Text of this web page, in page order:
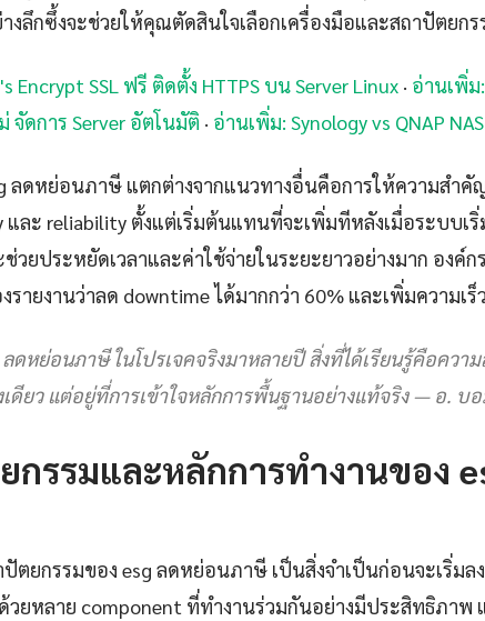
งลึกซึ้งจะช่วยให้คุณตัดสินใจเลือกเครื่องมือและสถาปัตยกร
Encrypt SSL ฟรี ติดตั้ง HTTPS บน Server Linux · อ่านเพิ่ม
จัดการ Server อัตโนมัติ · อ่านเพิ่ม: Synology vs QNAP
ลดหย่อนภาษี แตกต่างจากแนวทางอื่นคือการให้ความสำคั
และ reliability ตั้งแต่เริ่มต้นแทนที่จะเพิ่มทีหลังเมื่อระบบเ
วยประหยัดเวลาและค่าใช้จ่ายในระยะยาวอย่างมาก องค์
รายงานว่าลด downtime ได้มากกว่า 60% และเพิ่มความเร็
ดหย่อนภาษี ในโปรเจคจริงมาหลายปี สิ่งที่ได้เรียนรู้คือควา
เดียว แต่อยู่ที่การเข้าใจหลักการพื้นฐานอย่างแท้จริง — อ. บอ
กรรมและหลักการทำงานของ
ปัตยกรรมของ esg ลดหย่อนภาษี เป็นสิ่งจำเป็นก่อนจะเริ่
วยหลาย component ที่ทำงานร่วมกันอย่างมีประสิทธิภาพ